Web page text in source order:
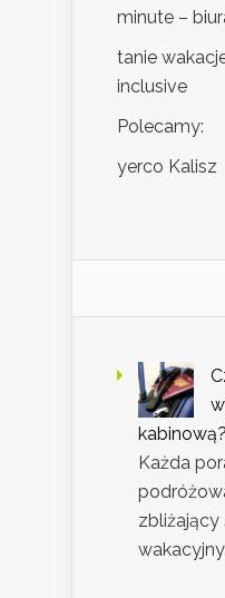
minute –
tanie
inclusive
Polecamy:
yerco Kalisz
kabinową?
Każda
zbliżający
wakacyjny